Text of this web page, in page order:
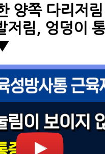
양쪽 다리저
저림, 엉덩이